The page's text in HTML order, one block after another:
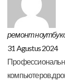
ремонт
31 Agustus 2024